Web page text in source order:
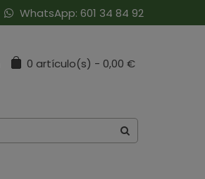
WhatsApp: 601 34 84 92
0 artículo(s) - 0,00 €